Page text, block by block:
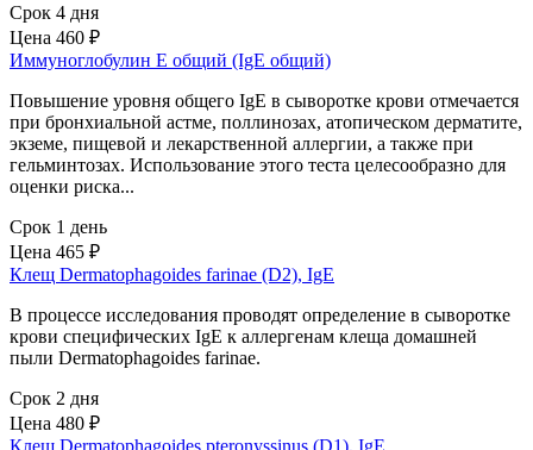
Срок 4 дня
Цена 460 ₽
Иммуноглобулин Е общий (IgE общий)
Повышение уровня общего IgE в сыворотке крови отмечается
при бронхиальной астме, поллинозах, атопическом дерматите,
экземе, пищевой и лекарственной аллергии, а также при
гельминтозах. Использование этого теста целесообразно для
оценки риска...
Срок 1 день
Цена 465 ₽
Клещ Dermatophagoides farinae (D2), IgE
В процессе исследования проводят определение в сыворотке
крови специфических IgE к аллергенам клеща домашней
пыли Dermatophagoides farinae.
Срок 2 дня
Цена 480 ₽
Клещ Dermatophagoides pteronyssinus (D1), IgE